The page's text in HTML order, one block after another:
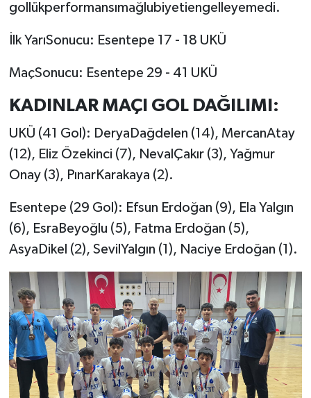
gollükperformansımağlubiyetiengelleyemedi.
İlk YarıSonucu: Esentepe 17 - 18 UKÜ
MaçSonucu: Esentepe 29 - 41 UKÜ
KADINLAR MAÇI GOL DAĞILIMI:
UKÜ (41 Gol): DeryaDağdelen (14), MercanAtay
(12), Eliz Özekinci (7), NevalÇakır (3), Yağmur
Onay (3), PınarKarakaya (2).
Esentepe (29 Gol): Efsun Erdoğan (9), Ela Yalgın
(6), EsraBeyoğlu (5), Fatma Erdoğan (5),
AsyaDikel (2), SevilYalgın (1), Naciye Erdoğan (1).